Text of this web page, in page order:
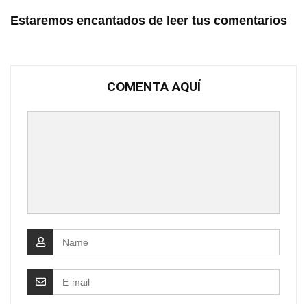
Estaremos encantados de leer tus comentarios
COMENTA AQUÍ